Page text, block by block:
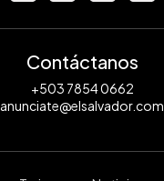
Contáctanos
+503 7854 0662
anunciate@elsalvador.com